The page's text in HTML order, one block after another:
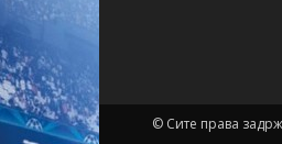
© Сите права